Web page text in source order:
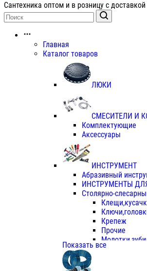
Сантехника оптом и в розницу с
Главная
Каталог товаров
ЛЮКИ
СМЕСИТЕЛИ И
Комплектующие
Аксессуары
ИНСТРУМЕНТ
Абразивный
ИНСТРУМЕНТЫ
Столярно-
Крепеж
Прочие
Показать все